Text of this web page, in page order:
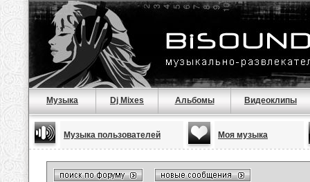
Музыка Dj Mixes Альбомы Видеоклипы
Музыка пользователей Моя музыка